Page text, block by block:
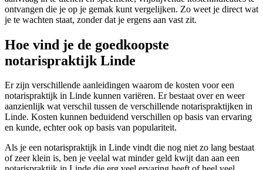
ontvangen die je op je gemak kunt vergelijken. Zo weet je direct wat
je te wachten staat, zonder dat je ergens aan vast zit.
Hoe vind je de goedkoopste
notarispraktijk Linde
Er zijn verschillende aanleidingen waarom de kosten voor een
notarispraktijk in Linde kunnen variëren. Er bestaat over en weer
aanzienlijk wat verschil tussen de verschillende notarispraktijken in
Linde. Kosten kunnen beduidend verschillen op basis van ervaring
en kunde, echter ook op basis van populariteit.
Als je een notarispraktijk in Linde vindt die nog niet zo lang bestaat
of zeer klein is, ben je veelal wat minder geld kwijt dan aan een